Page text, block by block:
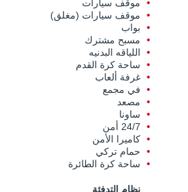
موقف سيارات
موقف سيارات (مغلق)
بواب
مسبح مشترك
اللياقه البدنيه
ساحة كرة القدم
غرفة ألعاب
في مجمع
مصعد
ساونا
24/7 أمن
كاميرا الأمن
حمام تركي
ساحة كرة الطائرة
نظام التدفئة